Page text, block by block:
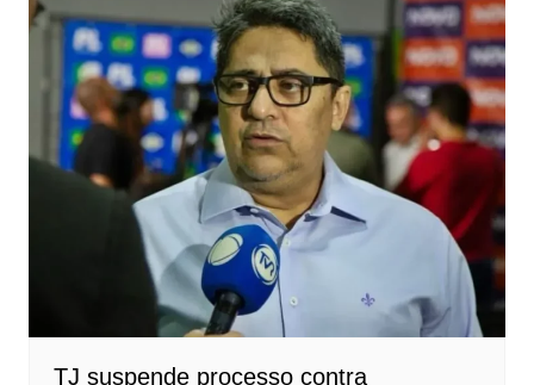
TJ suspende processo contra